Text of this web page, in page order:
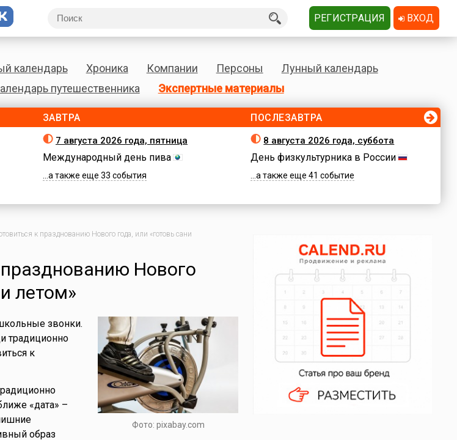
календарь Хроника Компании Персоны
Лунный календарь
путешественника Экспертные материалы
ЗАВТРА
7 августа 2026 года, пятница
Международный день пива
...а также еще 33 события
ПОСЛЕЗАВТРА
8 августа 2026 года, суббота
День физкультурника в России
...а также еще 41 событие
к празднованию Нового года, или «готовь сани
Нового
летом»
Фото: pixabay.com
звонки.
традиционно
к
«дата» –
образ
РЕГИСТРАЦИЯ ВХОД